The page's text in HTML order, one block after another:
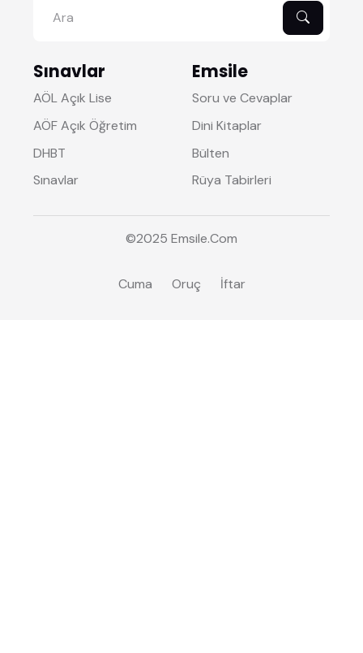
Sınavlar
AÖL Açık Lise
AÖF Açık Öğretim
DHBT
Sınavlar
Emsile
Soru ve Cevaplar
Dini Kitaplar
Bülten
Rüya Tabirleri
©2025 Emsile.Com
Cuma Oruç İftar